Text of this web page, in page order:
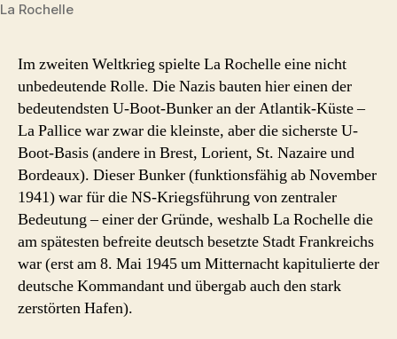
La Rochelle
Im zweiten Weltkrieg spielte La Rochelle eine nicht
unbedeutende Rolle. Die Nazis bauten hier einen der
bedeutendsten U-Boot-Bunker an der Atlantik-Küste –
La Pallice war zwar die kleinste, aber die sicherste U-
Boot-Basis (andere in Brest, Lorient, St. Nazaire und
Bordeaux). Dieser Bunker (funktionsfähig ab November
1941) war für die NS-Kriegsführung von zentraler
Bedeutung – einer der Gründe, weshalb La Rochelle die
am spätesten befreite deutsch besetzte Stadt Frankreichs
war (erst am 8. Mai 1945 um Mitternacht kapitulierte der
deutsche Kommandant und übergab auch den stark
zerstörten Hafen).